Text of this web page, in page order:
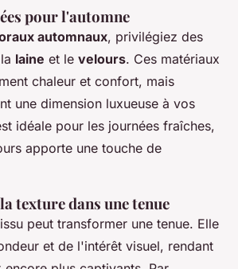
pour l'automne
automnaux, privilégiez des
laine et le velours. Ces matériaux
chaleur et confort, mais
une dimension luxueuse à vos
idéale pour les journées fraîches,
apporte une touche de
texture dans une tenue
peut transformer une tenue. Elle
et de l'intérêt visuel, rendant